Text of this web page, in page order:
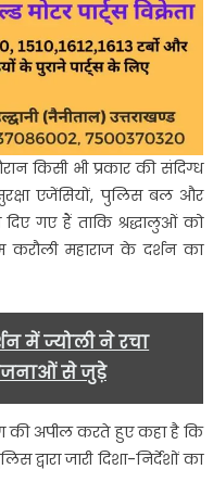
किसी भी प्रकार की संदिग्ध
एजेंसियों, पुलिस बल और
गए हैं ताकि श्रद्धालुओं को
करौली महाराज के दर्शन का
में ज्योली ने रचा
से जुड़े
की अपील करते हुए कहा है कि
द्वारा जारी दिशा-निर्देशों का